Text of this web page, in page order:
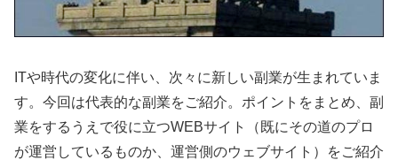
ITや時代の変化に伴い、次々に新しい副業が生まれていま
す。今回は代表的な副業をご紹介。ポイントをまとめ、副
業をするうえで役に立つWEBサイト（既にその道のプロ
が運営しているものか、運営側のウェブサイト）をご紹介